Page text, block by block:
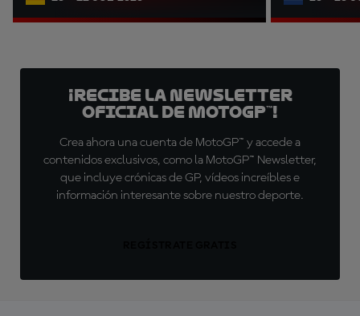
¡Recibe la Newsletter
oficial de MotoGP™!
Crea ahora una cuenta de MotoGP™ y accede a
contenidos exclusivos, como la MotoGP™ Newsletter,
que incluye crónicas de GP, vídeos increíbles e
información interesante sobre nuestro deporte.